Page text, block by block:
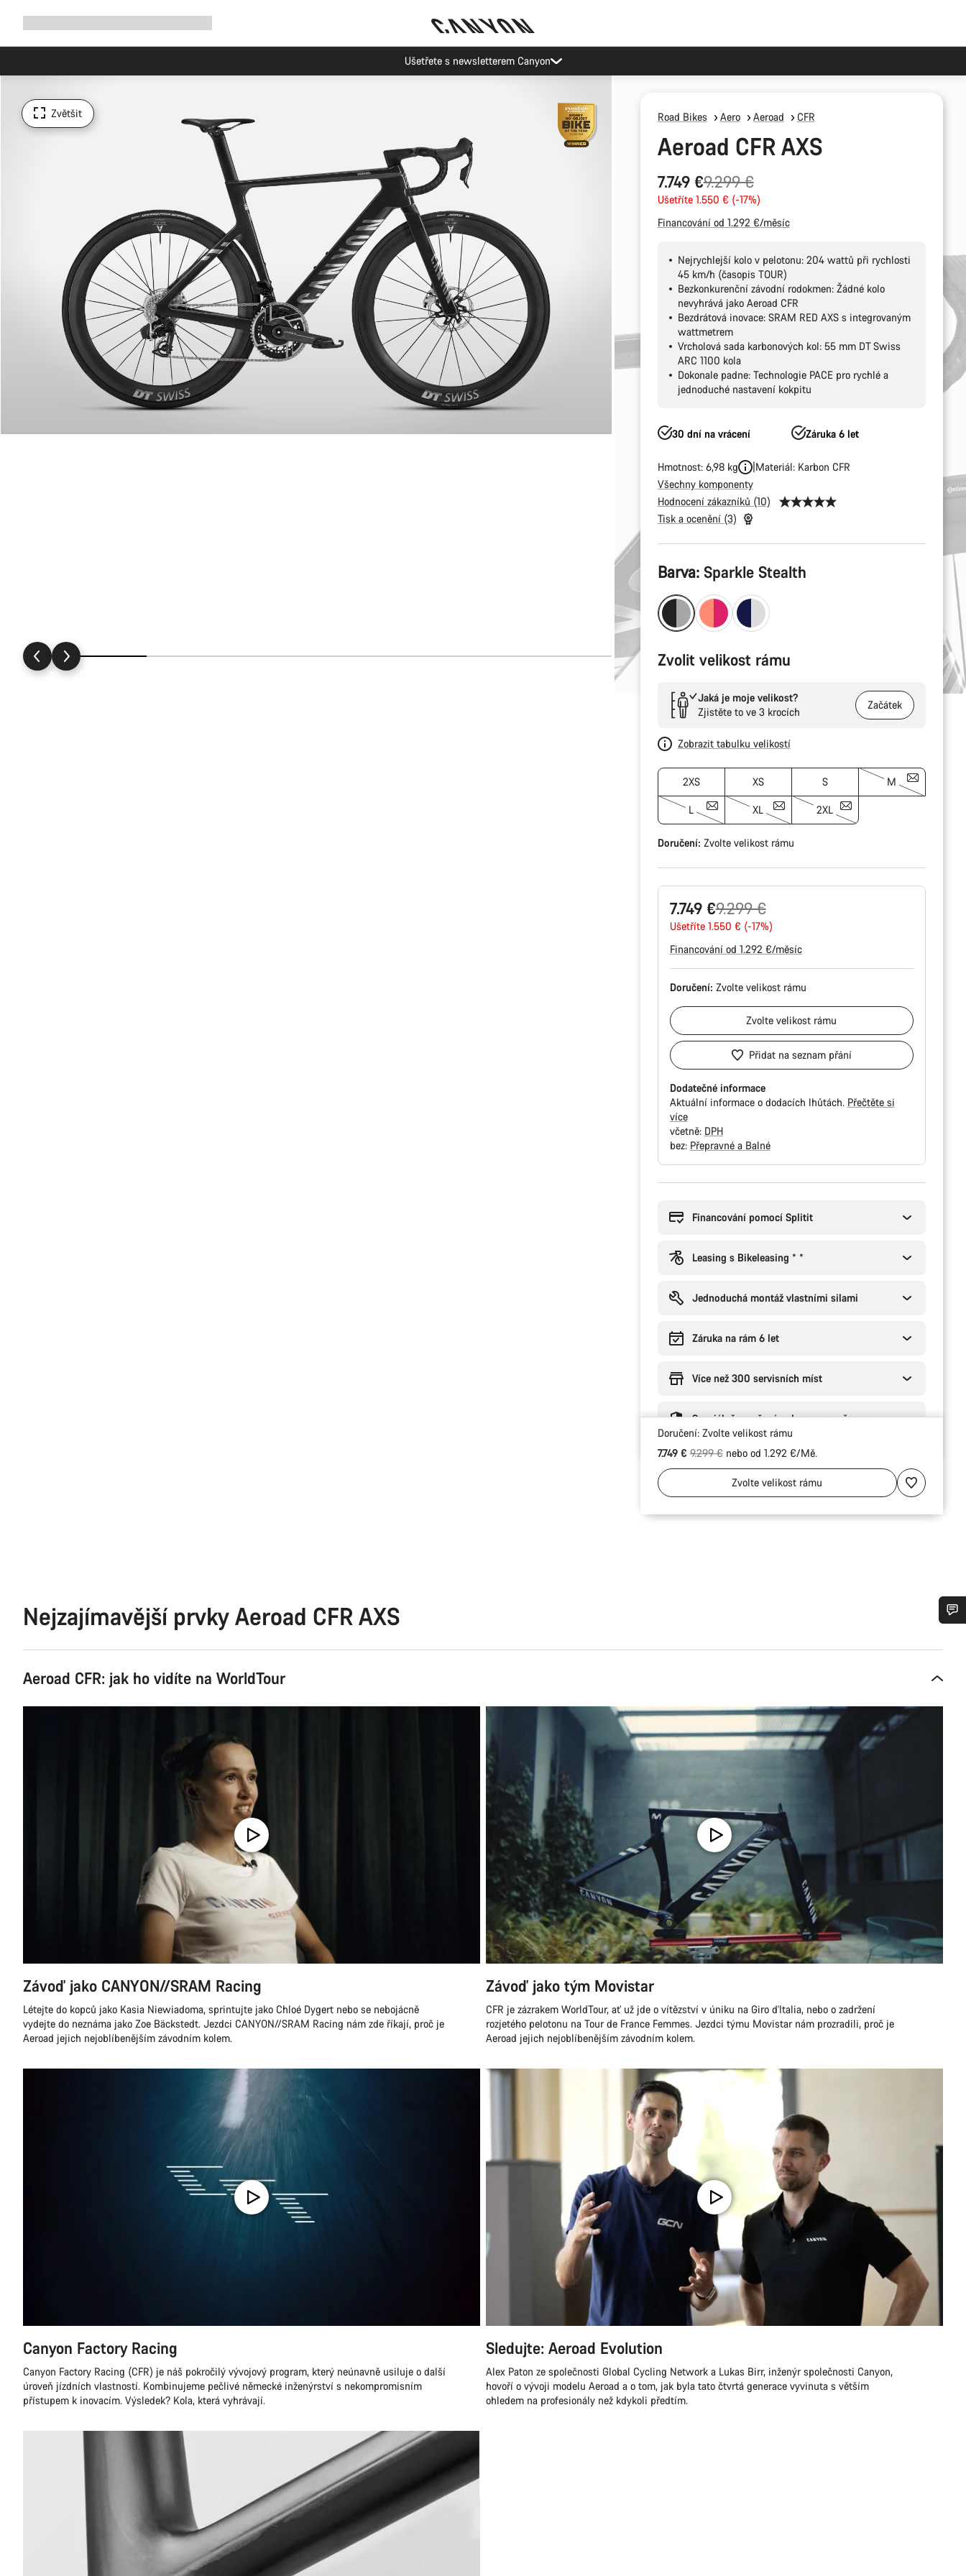
Ušetřete s newsletterem Canyon
Zvětšit Road Bikes Aero Aeroad CFR
Aeroad CFR AXS
7.749 €
Původní
cena
9.299 €
Ušetříte 1.550 € (-17%)
Financování od 1.292 €/měsíc
Nejrychlejší kolo v pelotonu: 204 wattů při rychlosti
45 km/h (časopis TOUR)
Bezkonkurenční závodní rodokmen: Žádné kolo
nevyhrává jako Aeroad CFR
Bezdrátová inovace: SRAM RED AXS s integrovaným
wattmetrem
Vrcholová sada karbonových kol: 55 mm DT Swiss
ARC 1100 kola
Dokonale padne: Technologie PACE pro rychlé a
jednoduché nastavení kokpitu
30 dní na vrácení Záruka 6 let
Hmotnost: 6,98 kg
Materiál: Karbon CFR
Všechny komponenty
Hodnocení zákazníků (10)
Tisk a ocenění (3)
Konfigurace
produktu
Barva: Sparkle Stealth
Zvolit velikost rámu
Jaká je moje velikost?
Zjistěte to ve 3 krocích
Začátek
Zobrazit tabulku velikostí
2XS XS S M
L XL 2XL
Doručení: Zvolte velikost rámu
7.749 €
Původní
cena
9.299 €
Ušetříte 1.550 € (-17%)
Financování od 1.292 €/měsíc
Doručení: Zvolte velikost rámu
Zvoltevelikost rámu
Přidat na seznam přání
Dodatečné informace
Aktuální informace o dodacích lhůtách. Přečtěte si
více
včetně: DPH
bez: Přepravné a Balné
koupi
Financování pomocí Splitit
Leasing s Bikeleasing * *
Jednoduchá montáž vlastními silami
Záruka na rám 6 let
Více než 300 servisních míst
Speciálně navržená ochrana pro přepravu
Doručení: Zvolte velikost rámu
7.749 €Původní cena
9.299 €nebo od 1.292 €/Mě.
Zvoltevelikost rámu
Nejzajímavější prvky Aeroad CFR AXS
Aeroad CFR: jak ho vidíte na WorldTour
Závoď jako CANYON//SRAM Racing
Létejte do kopců jako Kasia Niewiadoma, sprintujte jako Chloé Dygert nebo se nebojácně
vydejte do neznáma jako Zoe Bäckstedt. Jezdci CANYON//SRAM Racing nám zde říkají, proč je
Aeroad jejich nejoblíbenějším závodním kolem.
Závoď jako tým Movistar
CFR je zázrakem WorldTour, ať už jde o vítězství v úniku na Giro d'Italia, nebo o zadržení
rozjetého pelotonu na Tour de France Femmes. Jezdci týmu Movistar nám prozradili, proč je
Aeroad jejich nejoblíbenějším závodním kolem.
Canyon Factory Racing
Canyon Factory Racing (CFR) je náš pokročilý vývojový program, který neúnavně usiluje o další
úroveň jízdních vlastností. Kombinujeme pečlivé německé inženýrství s nekompromisním
přístupem k inovacím. Výsledek? Kola, která vyhrávají.
Sledujte: Aeroad Evolution
Alex Paton ze společnosti Global Cycling Network a Lukas Birr, inženýr společnosti Canyon,
hovoří o vývoji modelu Aeroad a o tom, jak byla tato čtvrtá generace vyvinuta s větším
ohledem na profesionály než kdykoli předtím.
Naši odborníci podpory zákazníků čekají, aby mohli odpovědět na vaše dotazy.
Začít chat